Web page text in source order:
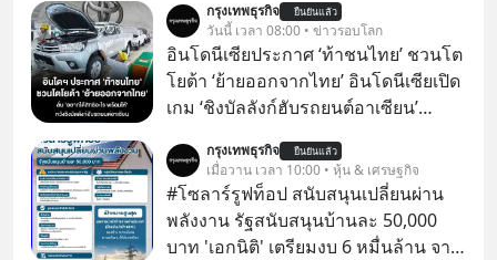
ดึงดูดสายตาอย่างมีพลัง ซึ่งทั้งหมดนี้
วิเศษพิสดารเสียจนเริ่มมีข่าวลือสะพัด
ว่าพรสวรรค์ของเขานั้นมาจากพลัง
เหนือธรรมชาติ
กรุงเทพธุรกิจ ยืนยันแล้ว
วันนี้ เวลา 08:00 • ข่าวรอบโลก
อินโดนีเซียประกาศ ‘ท้าชนไทย’ ชวนโต
โยต้า ‘ย้ายออกจากไทย’ อินโดนีเซียเปิด
เกม ‘ชิงบัลลังก์ฮับรถยนต์อาเซียน’
คลังของอินโดฯ เรียกร้อง ‘โตโยต้า’ ย้าย
ฐานการผลิตหลักออกจากไทย พร้อม
เสนอสิทธิประโยชน์เต็ม หวังดึงทั้ง
โรงงานและซัพพลายเชนไปปักหลัก
กรุงเทพธุรกิจ ยืนยันแล้ว
เมื่อวาน เวลา 10:00 • หุ้น & เศรษฐกิจ
#โซลาร์รูฟท็อป สนับสนุนเปลี่ยนผ่าน
พลังงาน รัฐสนับสนุนบ้านละ 50,000
บาท 'เอกนิติ' เตรียมงบ 6 หมื่นล้าน จาก